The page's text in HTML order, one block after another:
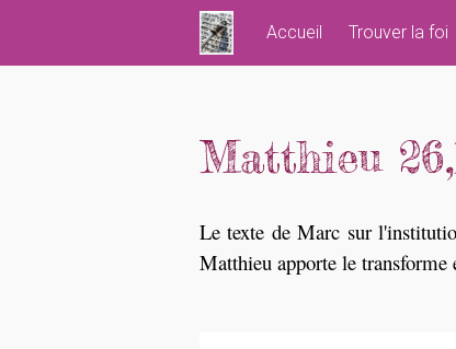
Accueil Trouver la foi
Matthieu
Le texte de Marc sur
Matthieu apporte le